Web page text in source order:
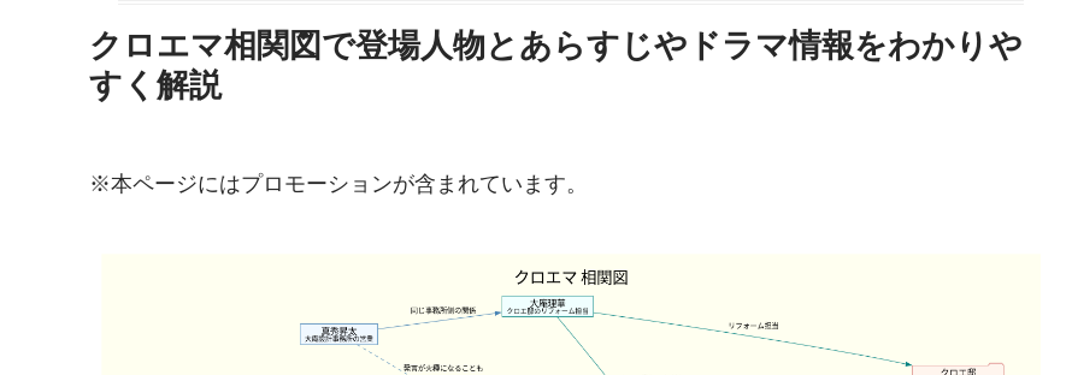
クロエマ相関図で登場人物とあらすじやドラマ情報をわかりや
すく解説
※本ページにはプロモーションが含まれています。